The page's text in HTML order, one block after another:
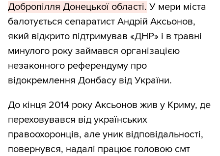
Добропілля Донецької області. У мери міста
балотується сепаратист Андрій Аксьонов,
який відкрито підтримував «ДНР» і в травні
минулого року займався організацією
незаконного референдуму про
відокремлення Донбасу від України.
До кінця 2014 року Аксьонов жив у Криму, де
переховувався від українських
правоохоронців, але уник відповідальності,
повернувся, надалі працює головою смт